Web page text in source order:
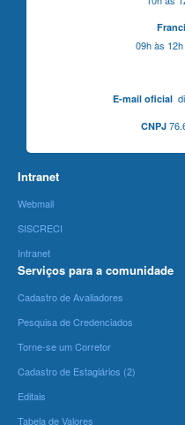
09h às
E-mail oficial
CNPJ
Intranet
Webmail
SISCRECI
Intranet
Serviços para a comunidade
Cadastro de Avaliadores
Pesquisa de Credenciados
Torne-se um Corretor
Cadastro de Estagiários (2)
Editais
Tabela de Valores